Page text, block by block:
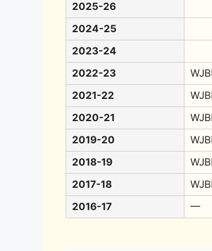
2025-26
2024-25
2023-24
2022-23
2021-22
2020-21
2019-20
2018-19
2017-18
2016-17
━